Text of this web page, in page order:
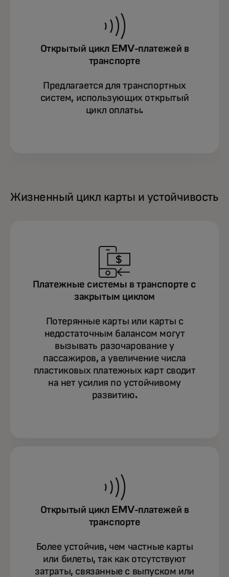
Открытый цикл EMV-платежей в
транспорте
Предлагается для транспортных
систем, использующих открытый
цикл оплаты.
Жизненный цикл карты и устойчивость
Платежные системы в транспорте с
закрытым циклом
Потерянные карты или карты с
недостаточным балансом могут
вызывать разочарование у
пассажиров, а увеличение числа
пластиковых платежных карт сводит
на нет усилия по устойчивому
развитию.
Открытый цикл EMV-платежей в
транспорте
Более устойчив, чем частные карты
или билеты, так как отсутствуют
затраты, связанные с выпуском или